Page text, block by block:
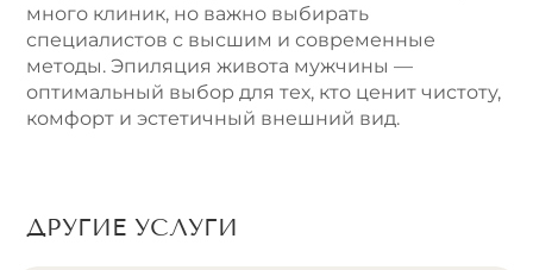
много клиник, но важно выбирать
специалистов с высшим и современные
методы. Эпиляция живота мужчины —
оптимальный выбор для тех, кто ценит чистоту,
комфорт и эстетичный внешний вид.
ДРУГИЕ УСЛУГИ